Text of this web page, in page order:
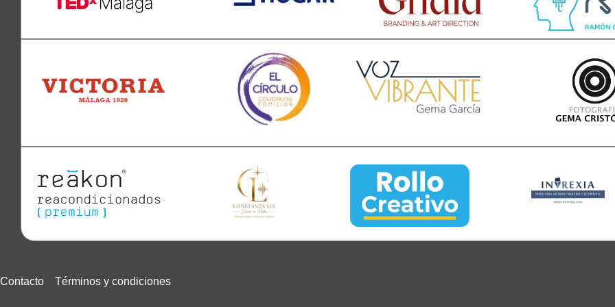
Contacto Términos y condiciones